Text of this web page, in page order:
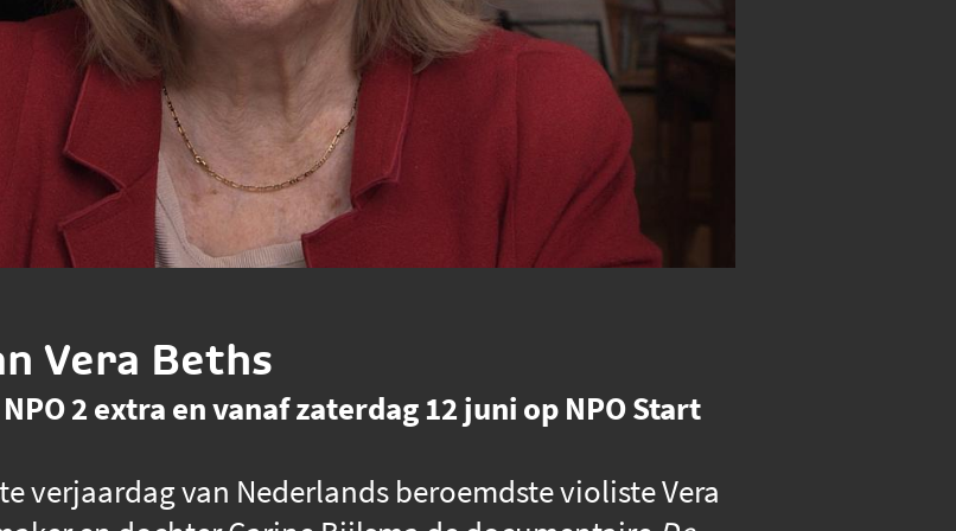
Vera Beths
2 extra en vanaf zaterdag 12 juni op NPO Start
verjaardag van Nederlands beroemdste violiste Vera